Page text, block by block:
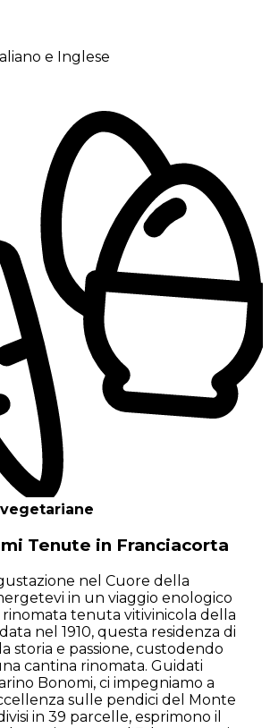
e Inglese
vegetariane
Tenute in Franciacorta
nel Cuore della
in un viaggio enologico
tenuta vitivinicola della
nel 1910, questa residenza di
storia e passione, custodendo
cantina rinomata. Guidati
Bonomi, ci impegniamo a
sulle pendici del Monte
in 39 parcelle, esprimono il